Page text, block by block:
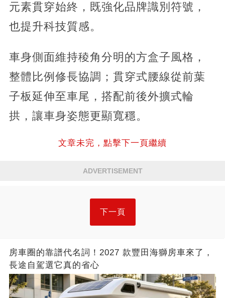
元素貫穿始終，既強化品牌識別符號，
也提升科技質感。
車身側面維持稜角分明的方盒子風格，
整體比例修長協調；貫穿式腰線從前葉
子板延伸至車尾，搭配前後外擴式輪
拱，讓車身姿態更顯寬穩。
文章未完，點擊下一頁繼續
ADVERTISEMENT
下一頁
房車圈的靠譜代名詞！2027 款豐田海獅房車來了，
長途自駕選它真的省心